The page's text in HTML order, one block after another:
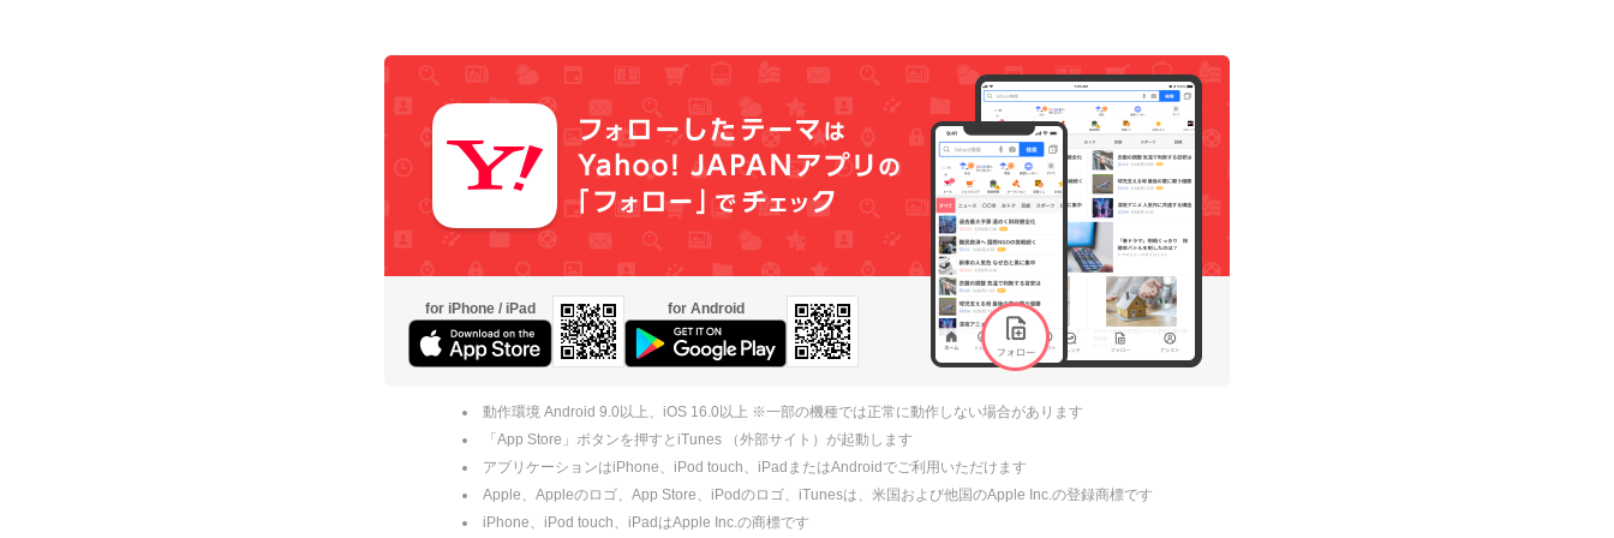
for iPhone / iPad for Android
動作環境 Android 9.0以上、iOS 16.0以上 ※一部の機種では正常に動作しない場合があります
「App Store」ボタンを押すとiTunes （外部サイト）が起動します
アプリケーションはiPhone、iPod touch、iPadまたはAndroidでご利用いただけます
Apple、Appleのロゴ、App Store、iPodのロゴ、iTunesは、米国および他国のApple Inc.の登録商標です
iPhone、iPod touch、iPadはApple Inc.の商標です